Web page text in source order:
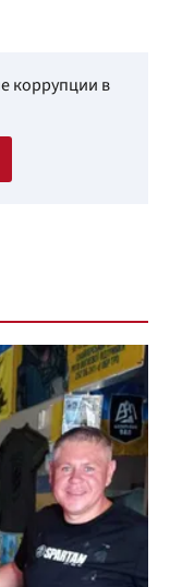
коррупции в